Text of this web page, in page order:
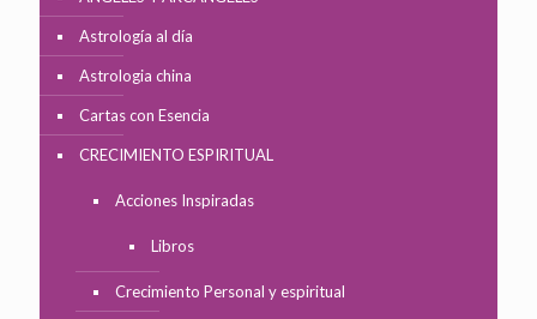
Astrología al día
Astrologia china
Cartas con Esencia
CRECIMIENTO ESPIRITUAL
Acciones Inspiradas
Libros
Crecimiento Personal y espiritual